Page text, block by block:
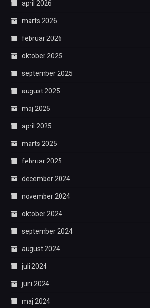
april 2026
marts 2026
februar 2026
oktober 2025
september 2025
august 2025
maj 2025
april 2025
marts 2025
februar 2025
december 2024
november 2024
oktober 2024
september 2024
august 2024
juli 2024
juni 2024
maj 2024